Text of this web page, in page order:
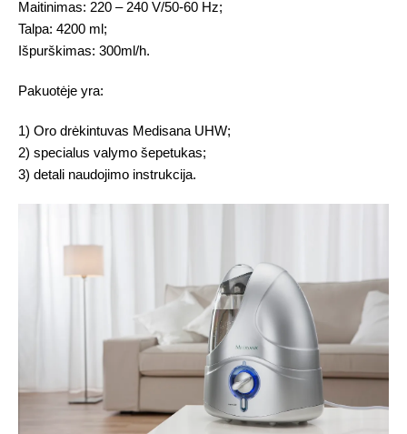
Maitinimas: 220 – 240 V/50-60 Hz;
Talpa: 4200 ml;
Išpurškimas: 300ml/h.
Pakuotėje yra:
1) Oro drėkintuvas Medisana UHW;
2) specialus valymo šepetukas;
3) detali naudojimo instrukcija.